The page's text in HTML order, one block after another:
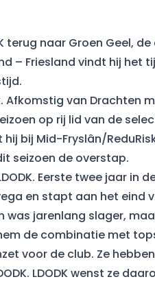
terug naar Groen Geel,
– Friesland vindt hij het
Afkomstig van Drachten
op rij lid van de
bij Mid-Fryslân/
seizoen de overstap.
Eerste twee jaar in
en stapt aan het eind
was jarenlang slager,
de combinatie met
voor de club. Ze
LDODK wenst ze